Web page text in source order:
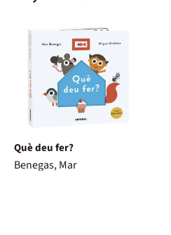
Què deu fer?
Benegas, Mar